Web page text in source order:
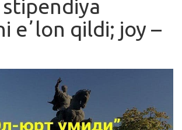
eʼlon qildi; joy –